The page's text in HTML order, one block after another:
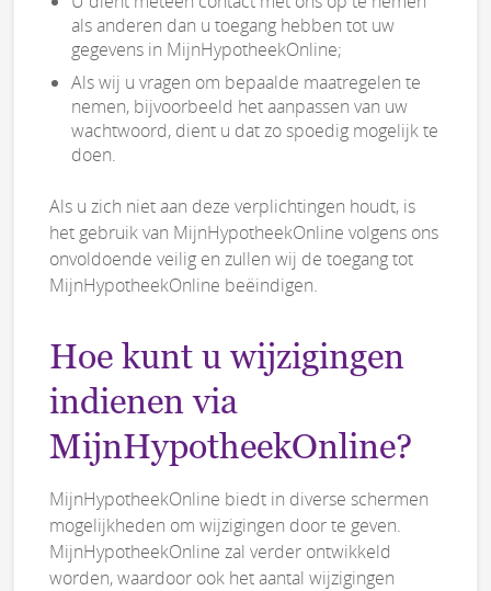
als anderen dan u toegang hebben tot uw
gegevens in MijnHypotheekOnline;
Als wij u vragen om bepaalde maatregelen te
nemen, bijvoorbeeld het aanpassen van uw
wachtwoord, dient u dat zo spoedig mogelijk te
doen.
Als u zich niet aan deze verplichtingen houdt, is
het gebruik van MijnHypotheekOnline volgens ons
onvoldoende veilig en zullen wij de toegang tot
MijnHypotheekOnline beëindigen.
Hoe kunt u wijzigingen
indienen via
MijnHypotheekOnline?
MijnHypotheekOnline biedt in diverse schermen
mogelijkheden om wijzigingen door te geven.
MijnHypotheekOnline zal verder ontwikkeld
worden, waardoor ook het aantal wijzigingen